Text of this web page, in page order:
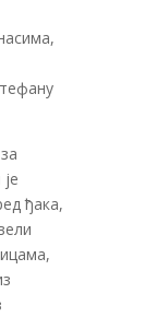
ђака,